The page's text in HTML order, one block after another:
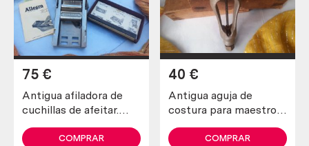
Antigua afiladora de
cuchillas de afeitar.
75 €
COMPRAR
Antigua aguja de
costura para maestros
Años 30
40 €
COMPRAR